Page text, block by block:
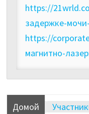
https://
задержке-
https://
магнитно-
Домой